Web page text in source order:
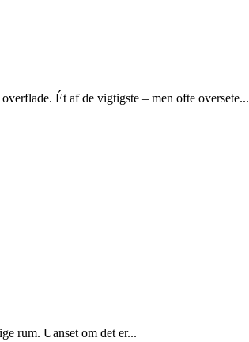
Ét af de vigtigste – men ofte oversete...
rum. Uanset om det er...